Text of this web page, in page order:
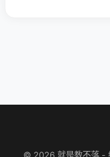
© 2026 就是教不落 -